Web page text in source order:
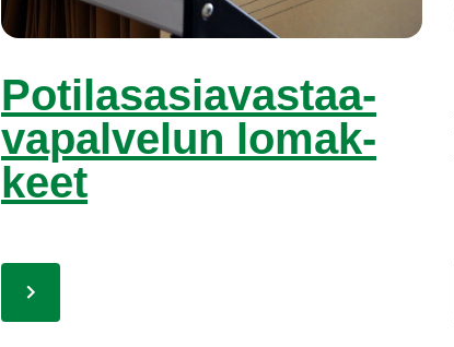
Po­ti­la­sa­sia­vas­taa­
va­pal­ve­lun lo­mak­
keet